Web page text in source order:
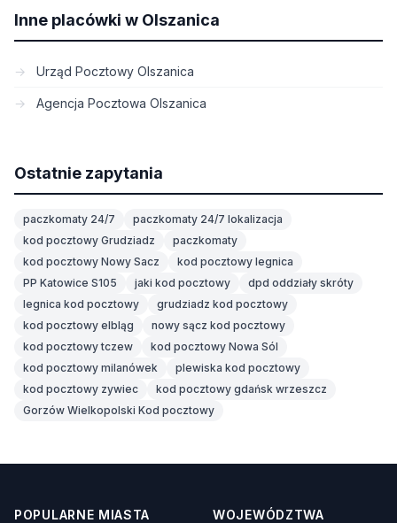
Inne placówki w Olszanica
Urząd Pocztowy Olszanica
Agencja Pocztowa Olszanica
Ostatnie zapytania
paczkomaty 24/7
paczkomaty 24/7 lokalizacja
kod pocztowy Grudziadz
paczkomaty
kod pocztowy Nowy Sacz
kod pocztowy legnica
PP Katowice S105
jaki kod pocztowy
dpd oddziały skróty
legnica kod pocztowy
grudziadz kod pocztowy
kod pocztowy elbląg
nowy sącz kod pocztowy
kod pocztowy tczew
kod pocztowy Nowa Sól
kod pocztowy milanówek
plewiska kod pocztowy
kod pocztowy zywiec
kod pocztowy gdańsk wrzeszcz
Gorzów Wielkopolski Kod pocztowy
POPULARNE MIASTA WOJEWÓDZTWA